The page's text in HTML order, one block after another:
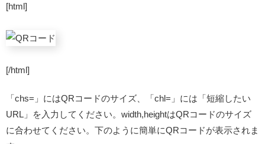
[html]
[/html]
「chs=」にはQRコードのサイズ、「chl=」には「短縮したい
URL」を入力してください。width,heightはQRコードのサイズ
に合わせてください。下のように簡単にQRコードが表示されま